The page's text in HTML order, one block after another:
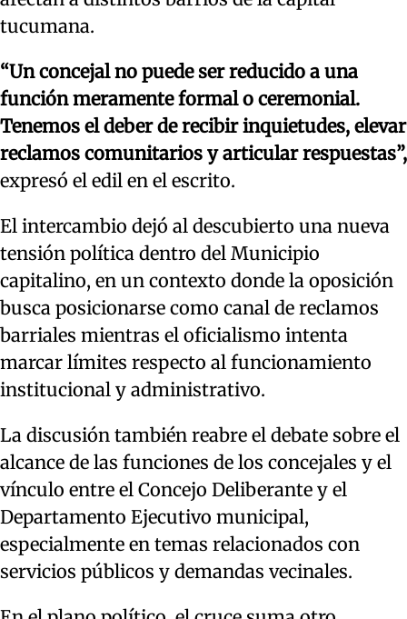
tucumana.
“Un concejal no puede ser reducido a una
función meramente formal o ceremonial.
Tenemos el deber de recibir inquietudes, elevar
reclamos comunitarios y articular respuestas”,
expresó el edil en el escrito.
El intercambio dejó al descubierto una nueva
tensión política dentro del Municipio
capitalino, en un contexto donde la oposición
busca posicionarse como canal de reclamos
barriales mientras el oficialismo intenta
marcar límites respecto al funcionamiento
institucional y administrativo.
La discusión también reabre el debate sobre el
alcance de las funciones de los concejales y el
vínculo entre el Concejo Deliberante y el
Departamento Ejecutivo municipal,
especialmente en temas relacionados con
servicios públicos y demandas vecinales.